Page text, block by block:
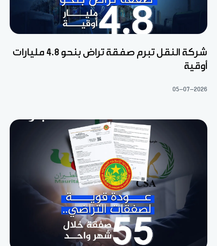
شركة النقل تبرم صفقة تراض بنحو 4.8 مليارات
أوقية
05-07-2026